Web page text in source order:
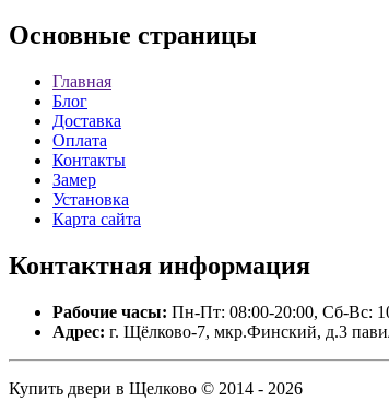
Основные страницы
Главная
Блог
Доставка
Оплата
Контакты
Замер
Установка
Карта сайта
Контактная информация
Рабочие часы: Пн-Пт: 08:00-20:00, Сб-Вс:
Адрес: г. Щёлково-7, мкр.Финский, д.3
Купить двери в Щелково © 2014 - 2026